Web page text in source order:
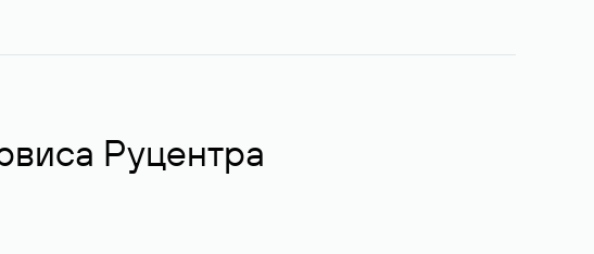
Руцентра